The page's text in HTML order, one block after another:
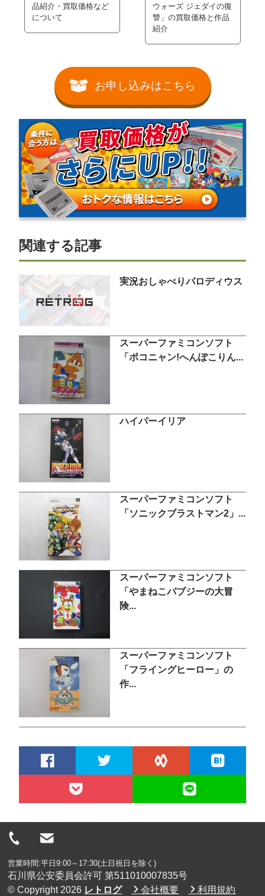
品紹介・買取価格など
について
ウォーズ ジェダイの復
讐」の買取価格と作品
紹介
お申し込みはこちら
関連する記事
実況おしゃべりパロディウス
スーパーファミコンソフト
「ポコニャン!へんぽこりん...
ハイパーイリア
スーパーファミコンソフト
「ソニックブラストマン2」...
スーパーファミコンソフト
「やまねこバブジーの大冒
険...
スーパーファミコンソフト
「フライングヒーロー」の
作...
営業時間:平日9:00～17:30(土日祝日を除く)
石川県公安委員会許可 第511010007835号
© Copyright 2026 レトログ 会社概要 利用規約